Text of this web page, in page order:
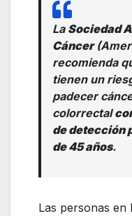
La Sociedad
Cáncer
recomienda
tienen un
padecer
colorrectal
de detección
de 45 años.
Las personas en